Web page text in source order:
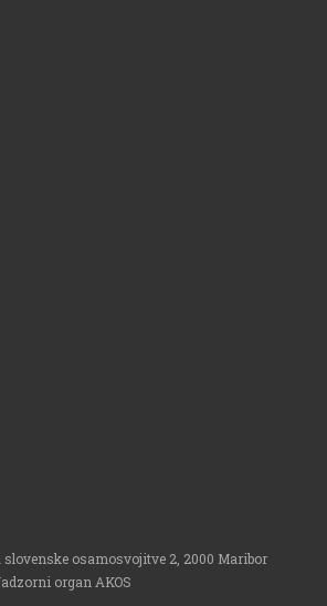
slovenske osamosvojitve 2, 2000 Maribor
organ AKOS